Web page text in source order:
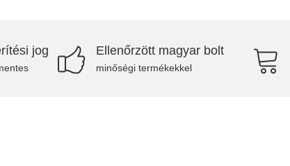
jog Ellenőrzött magyar bolt
minőségi termékekkel